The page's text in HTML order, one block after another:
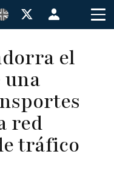
Menú
de
cuenta
deel
una
red
tráfico